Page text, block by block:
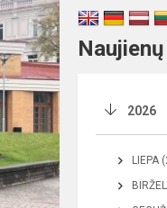
2026
LIEPA